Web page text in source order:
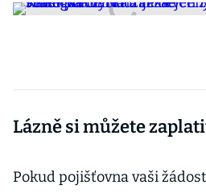
Lázně si můžete
Pokud pojišťovna vaši